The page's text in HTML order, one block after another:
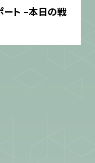
ト –本日の戦